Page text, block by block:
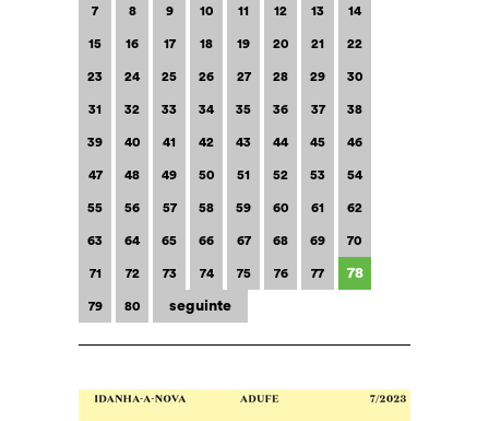
7 8 9 10 11 12 13 14
15 16 17 18 19 20 21 22
23 24 25 26 27 28 29 30
31 32 33 34 35 36 37 38
39 40 41 42 43 44 45 46
47 48 49 50 51 52 53 54
55 56 57 58 59 60 61 62
63 64 65 66 67 68 69 70
71 72 73 74 75 76 77 78
79 80 seguinte